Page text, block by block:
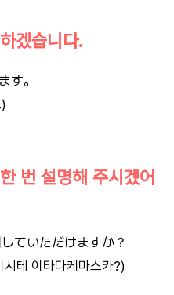
겠습니다.
す。
번 설명해 주시겠어
ていただけますか？
테 이타다케마스카?)